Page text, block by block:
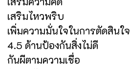
เสริมไหวพริบ
เพิ่มความมั่นใจในการตัดสินใจ
4.5 ด้านป้องกันสิ่งไม่ดี
กันผีตามความเชื่อ